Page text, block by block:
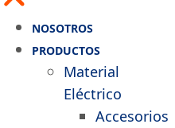
NOSOTROS
PRODUCTOS
Material
Eléctrico
Accesorios